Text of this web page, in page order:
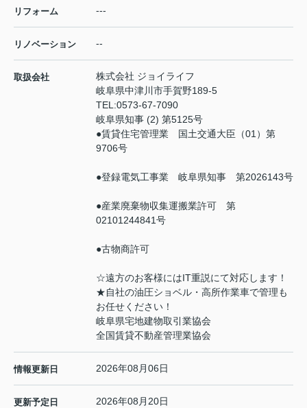
リフォーム ---
リノベーション --
取扱会社
株式会社 ジョイライフ
岐阜県中津川市手賀野189-5
TEL:0573-67-7090
岐阜県知事 (2) 第5125号
●賃貸住宅管理業 国土交通大臣（01）第
9706号
●登録電気工事業 岐阜県知事 第2026143号
●産業廃棄物収集運搬業許可 第
02101244841号
●古物商許可
☆遠方のお客様にはIT重説にて対応します！
★自社の油圧ショベル・高所作業車で管理も
お任せください！
岐阜県宅地建物取引業協会
全国賃貸不動産管理業協会
情報更新日 2026年08月06日
更新予定日 2026年08月20日